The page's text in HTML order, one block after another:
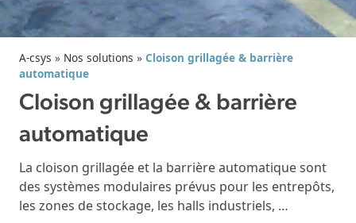
A-csys » Nos solutions » Cloison grillagée & barrière
automatique
Cloison grillagée & barrière
automatique
La cloison grillagée et la barrière automatique sont
des systèmes modulaires prévus pour les entrepôts,
les zones de stockage, les halls industriels, …